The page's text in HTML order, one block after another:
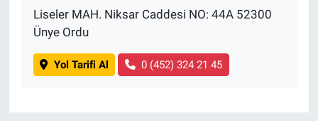
Liseler MAH. Niksar Caddesi NO: 44A 52300
Ünye Ordu
Yol Tarifi Al 0 (452) 324 21 45
Güvenlik
Bölge